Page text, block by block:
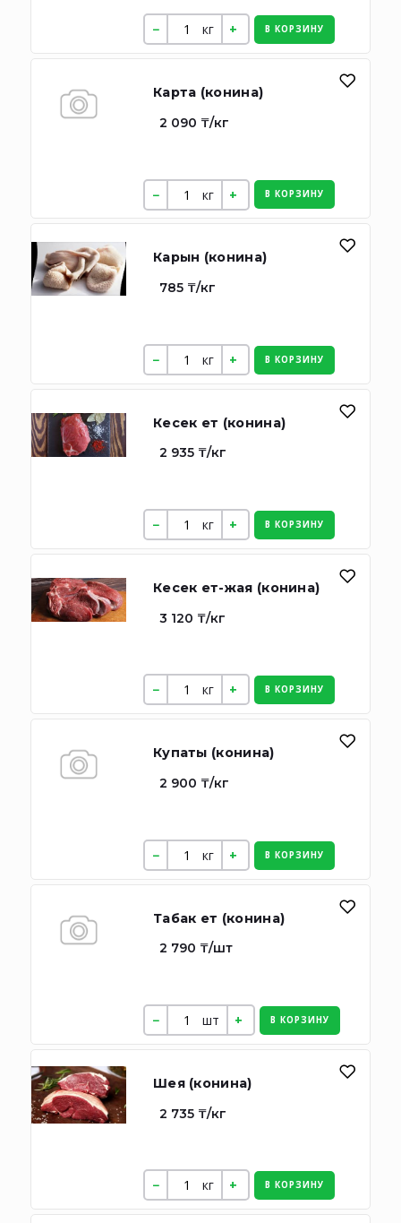
кг В КОРЗИНУ
Карта (конина)
2 090 ₸/кг
кг В КОРЗИНУ
Карын (конина)
785 ₸/кг
кг В КОРЗИНУ
Кесек ет (конина)
2 935 ₸/кг
кг В КОРЗИНУ
Кесек ет-жая (конина)
3 120 ₸/кг
кг В КОРЗИНУ
Купаты (конина)
2 900 ₸/кг
кг В КОРЗИНУ
Табак ет (конина)
2 790 ₸/шт
шт В КОРЗИНУ
Шея (конина)
2 735 ₸/кг
кг В КОРЗИНУ